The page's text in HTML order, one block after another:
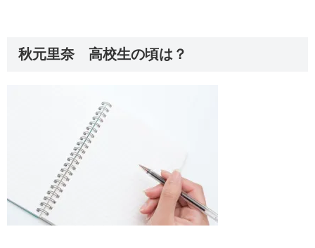
秋元里奈 高校生の頃は？